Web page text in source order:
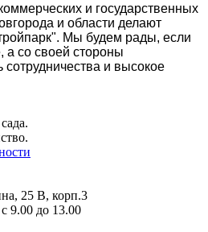
и государственных
и области делают
Мы будем рады, если
а со своей стороны
сотрудничества и высокое
25 В, корп.3
9.00 до 13.00